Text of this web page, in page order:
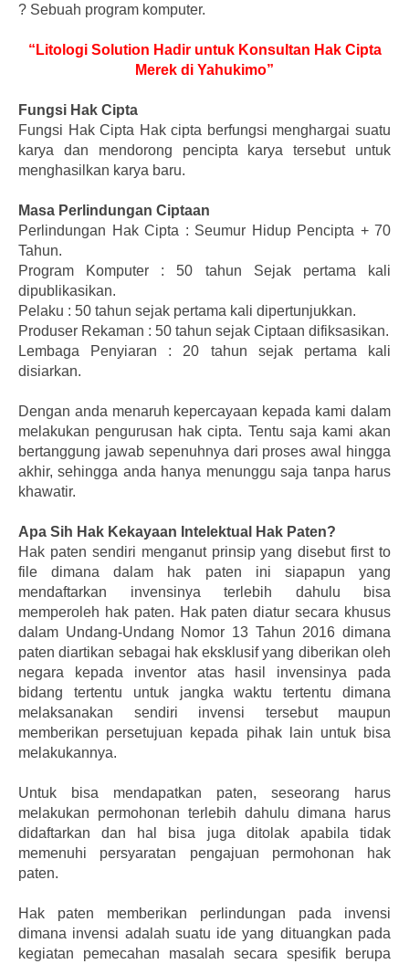
? Sebuah program komputer.
“Litologi Solution Hadir untuk Konsultan Hak Cipta
Merek di Yahukimo”
Fungsi Hak Cipta
Fungsi Hak Cipta Hak cipta berfungsi menghargai suatu
karya dan mendorong pencipta karya tersebut untuk
menghasilkan karya baru.
Masa Perlindungan Ciptaan
Perlindungan Hak Cipta : Seumur Hidup Pencipta + 70
Tahun.
Program Komputer : 50 tahun Sejak pertama kali
dipublikasikan.
Pelaku : 50 tahun sejak pertama kali dipertunjukkan.
Produser Rekaman : 50 tahun sejak Ciptaan difiksasikan.
Lembaga Penyiaran : 20 tahun sejak pertama kali
disiarkan.
Dengan anda menaruh kepercayaan kepada kami dalam
melakukan pengurusan hak cipta. Tentu saja kami akan
bertanggung jawab sepenuhnya dari proses awal hingga
akhir, sehingga anda hanya menunggu saja tanpa harus
khawatir.
Apa Sih Hak Kekayaan Intelektual Hak Paten?
Hak paten sendiri menganut prinsip yang disebut first to
file dimana dalam hak paten ini siapapun yang
mendaftarkan invensinya terlebih dahulu bisa
memperoleh hak paten. Hak paten diatur secara khusus
dalam Undang-Undang Nomor 13 Tahun 2016 dimana
paten diartikan sebagai hak eksklusif yang diberikan oleh
negara kepada inventor atas hasil invensinya pada
bidang tertentu untuk jangka waktu tertentu dimana
melaksanakan sendiri invensi tersebut maupun
memberikan persetujuan kepada pihak lain untuk bisa
melakukannya.
Untuk bisa mendapatkan paten, seseorang harus
melakukan permohonan terlebih dahulu dimana harus
didaftarkan dan hal bisa juga ditolak apabila tidak
memenuhi persyaratan pengajuan permohonan hak
paten.
Hak paten memberikan perlindungan pada invensi
dimana invensi adalah suatu ide yang dituangkan pada
kegiatan pemecahan masalah secara spesifik berupa